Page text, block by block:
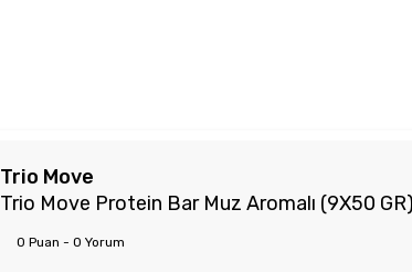
Trio Move
Trio Move Protein Bar Muz Aromalı (9X50 GR)
0 Puan - 0 Yorum